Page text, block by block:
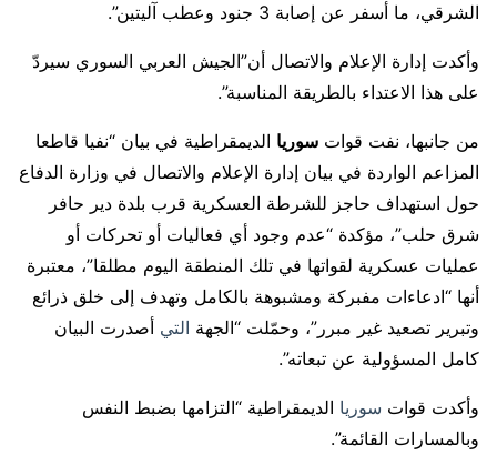
الشرقي، ما أسفر عن إصابة 3 جنود وعطب آليتين”.
وأكدت إدارة الإعلام والاتصال أن”الجيش العربي السوري سيردّ
على هذا الاعتداء بالطريقة المناسبة”.
من جانبها، نفت قوات سوريا الديمقراطية في بيان “نفيا قاطعا
المزاعم الواردة في بيان إدارة الإعلام والاتصال في وزارة الدفاع
حول استهداف حاجز للشرطة العسكرية قرب بلدة دير حافر
شرق حلب”، مؤكدة “عدم وجود أي فعاليات أو تحركات أو
عمليات عسكرية لقواتها في تلك المنطقة اليوم مطلقا”، معتبرة
أنها “ادعاءات مفبركة ومشبوهة بالكامل وتهدف إلى خلق ذرائع
وتبرير تصعيد غير مبرر”، وحمّلت “الجهة التي أصدرت البيان
كامل المسؤولية عن تبعاته”.
وأكدت قوات سوريا الديمقراطية “التزامها بضبط النفس
وبالمسارات القائمة”.